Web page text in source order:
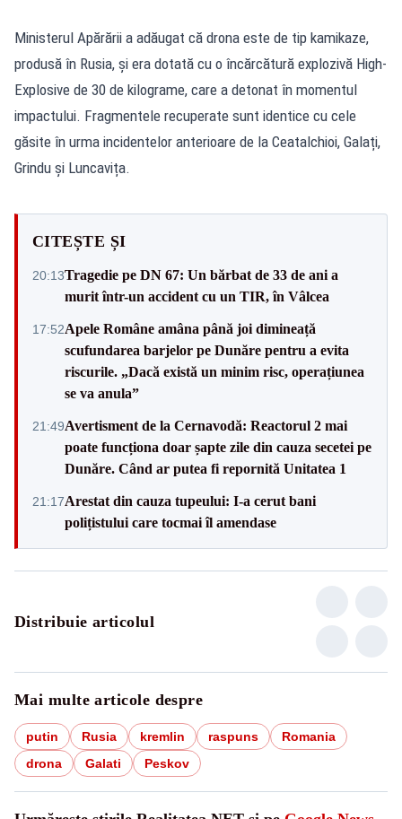
Ministerul Apărării a adăugat că drona este de tip kamikaze,
produsă în Rusia, și era dotată cu o încărcătură explozivă High-
Explosive de 30 de kilograme, care a detonat în momentul
impactului. Fragmentele recuperate sunt identice cu cele
găsite în urma incidentelor anterioare de la Ceatalchioi, Galați,
Grindu și Luncavița.
CITEȘTE ȘI
20:13Tragedie pe DN 67: Un bărbat de 33 de ani a
murit într-un accident cu un TIR, în Vâlcea
17:52Apele Române amâna până joi dimineață
scufundarea barjelor pe Dunăre pentru a evita
riscurile. „Dacă există un minim risc, operațiunea
se va anula”
21:49Avertisment de la Cernavodă: Reactorul 2 mai
poate funcționa doar șapte zile din cauza secetei pe
Dunăre. Când ar putea fi repornită Unitatea 1
21:17Arestat din cauza tupeului: I-a cerut bani
polițistului care tocmai îl amendase
Distribuie articolul
Mai multe articole despre
putin Rusia kremlin raspuns
Romania
drona
Galati Peskov